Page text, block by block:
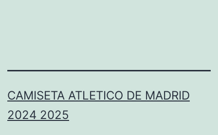
CAMISETA ATLETICO DE MADRID
2024 2025